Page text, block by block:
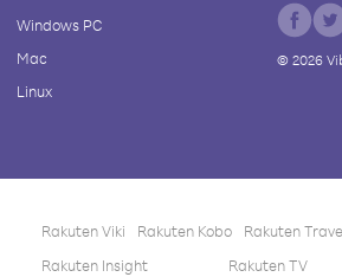
Windows PC
Mac
Linux
© 2026
Rakuten Viki Rakuten Kobo Rakuten
Rakuten Insight
Rakuten TV